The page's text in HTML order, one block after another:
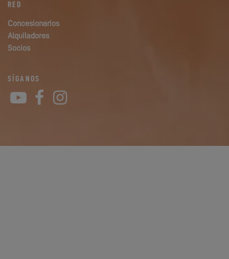
RED
Concesionarios
Alquiladores
Socios
SÍGANOS
YouTube
Facebook
Instagram